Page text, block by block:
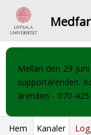
Mellan den 29
supportärenden.
ärenden - 070-
Hem Kanaler